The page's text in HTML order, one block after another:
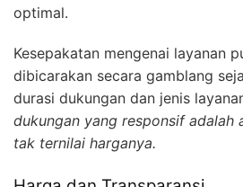
optimal.
Kesepakatan mengenai layanan
dibicarakan secara gamblang
durasi dukungan dan jenis
dukungan yang responsif adalah
tak ternilai harganya.